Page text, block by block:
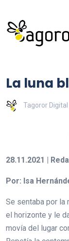
La luna
Tagoror Digital
28.11.2021 |
Por: Isa
Se sentaba por la
el horizonte y le
movía del lugar